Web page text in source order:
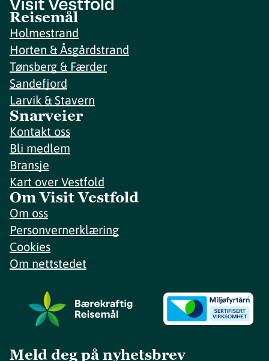
Reisemål
Holmestrand
Horten & Åsgårdstrand
Tønsberg & Færder
Sandefjord
Larvik & Stavern
Snarveier
Kontakt oss
Bli medlem
Bransje
Kart over Vestfold
Om Visit Vestfold
Om oss
Personvernerklæring
Cookies
Om nettstedet
Meld deg på nyhetsbrev